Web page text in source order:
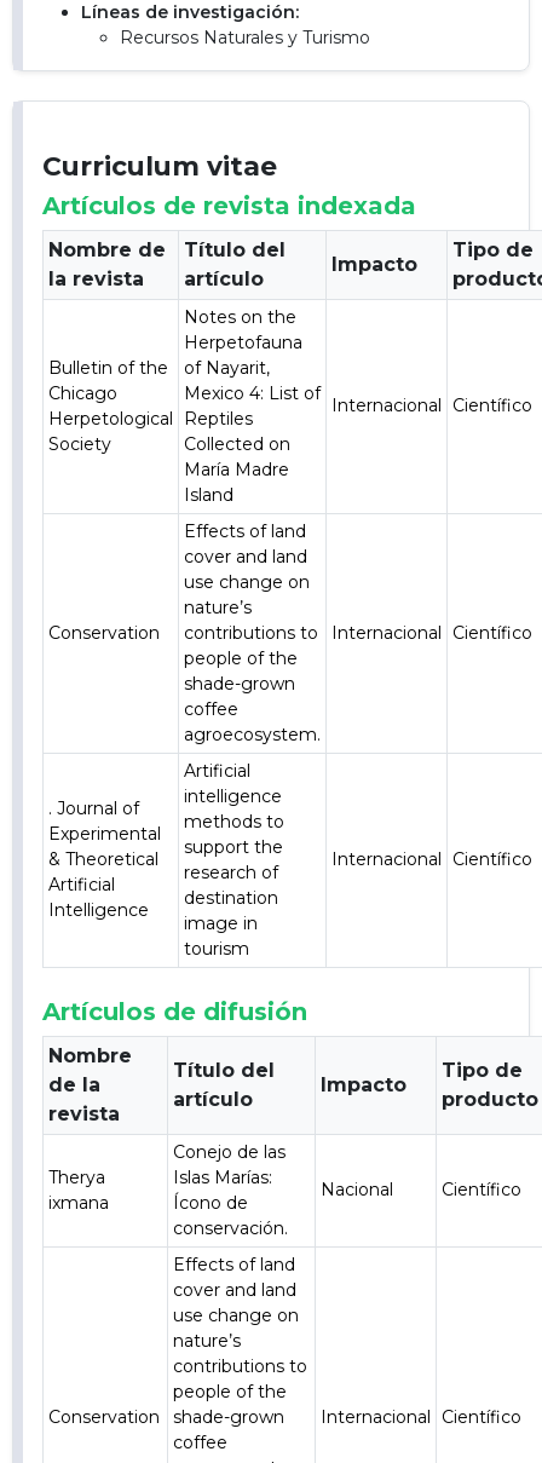
Líneas de investigación:
Recursos Naturales y Turismo
Curriculum vitae
Artículos de revista indexada
Nombre de
la revista
Título del
artículo
Impacto
Tipo de
Bulletin of the
Chicago
Herpetological
Society
Notes on the
Herpetofauna
of Nayarit,
Mexico 4: List of
Reptiles
Collected on
María Madre
Island
Internacional Científico
Conservation
Effects of land
cover and land
use change on
nature’s
contributions to
people of the
shade-grown
coffee
agroecosystem.
Internacional Científico
. Journal of
Experimental
& Theoretical
Artificial
Intelligence
Artificial
intelligence
methods to
support the
research of
destination
image in
tourism
Internacional Científico
Artículos de difusión
Nombre
de la
revista
Título del
artículo
Impacto
Tipo de
producto
Therya
ixmana
Conejo de las
Islas Marías:
Ícono de
conservación.
Nacional Científico
Conservation
Effects of land
cover and land
use change on
nature’s
contributions to
people of the
shade-grown
coffee
Internacional Científico